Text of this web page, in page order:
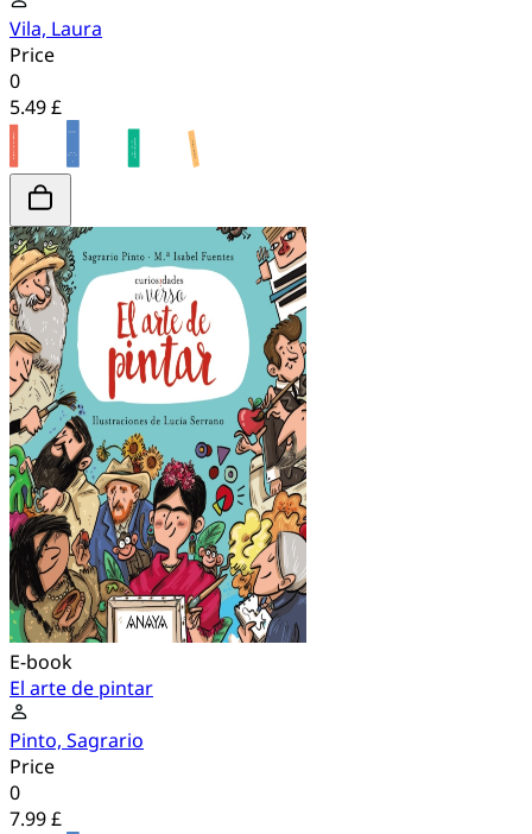
Vila, Laura
Price
0
5.49 £
E-book
El arte de pintar
Pinto, Sagrario
Price
0
7.99 £